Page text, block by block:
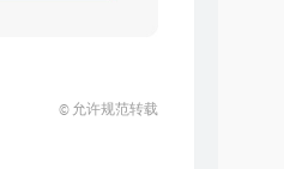
© 允许规范转载